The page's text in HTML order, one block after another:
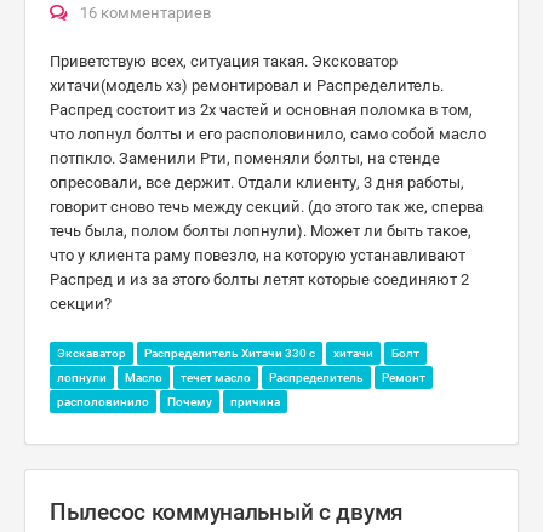
16 комментариев
Приветствую всех, ситуация такая. Эксковатор
хитачи(модель хз) ремонтировал и Распределитель.
Распред состоит из 2х частей и основная поломка в том,
что лопнул болты и его располовинило, само собой масло
потпкло. Заменили Рти, поменяли болты, на стенде
опресовали, все держит. Отдали клиенту, 3 дня работы,
говорит сново течь между секций. (до этого так же, сперва
течь была, полом болты лопнули). Может ли быть такое,
что у клиента раму повезло, на которую устанавливают
Распред и из за этого болты летят которые соединяют 2
секции?
Экскаватор Распределитель Хитачи 330 с хитачи
Болт
лопнули
Масло течет масло Распределитель
Ремонт
располовинило
Почему причина
Пылесос коммунальный с двумя